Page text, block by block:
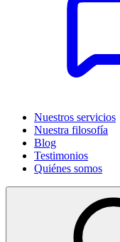
Nuestros servicios
Nuestra filosofía
Blog
Testimonios
Quiénes somos